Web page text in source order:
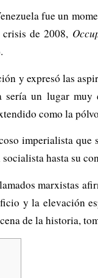
fue un
de 2008,
y expresó las
un lugar muy
como la
imperialista
hasta su
marxistas
y la elevación
de la historia,